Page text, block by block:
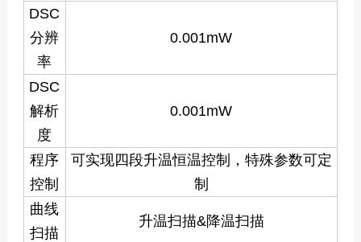
DSC
分辨
率
0.001mW
DSC
解析
度
0.001mW
程序
控制
可实现四段升温恒温控制，特殊参数可定
制
曲线
扫描
升温扫描&降温扫描